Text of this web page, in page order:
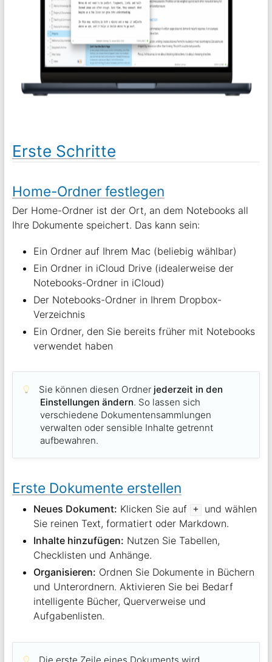
Erste Schritte
Home-Ordner festlegen
Der Home-Ordner ist der Ort, an dem Notebooks all
Ihre Dokumente speichert. Das kann sein:
Ein Ordner auf Ihrem Mac (beliebig wählbar)
Ein Ordner in iCloud Drive (idealerweise der
Notebooks-Ordner in iCloud)
Der Notebooks-Ordner in Ihrem Dropbox-
Verzeichnis
Ein Ordner, den Sie bereits früher mit Notebooks
verwendet haben
Sie können diesen Ordner jederzeit in den
Einstellungen ändern. So lassen sich
verschiedene Dokumentensammlungen
verwalten oder sensible Inhalte getrennt
aufbewahren.
Erste Dokumente erstellen
Neues Dokument: Klicken Sie auf +
und wählen
Sie reinen Text, formatiert oder Markdown.
Inhalte hinzufügen: Nutzen Sie Tabellen,
Checklisten und Anhänge.
Organisieren: Ordnen Sie Dokumente in Büchern
und Unterordnern. Aktivieren Sie bei Bedarf
intelligente Bücher, Querverweise und
Aufgabenlisten.